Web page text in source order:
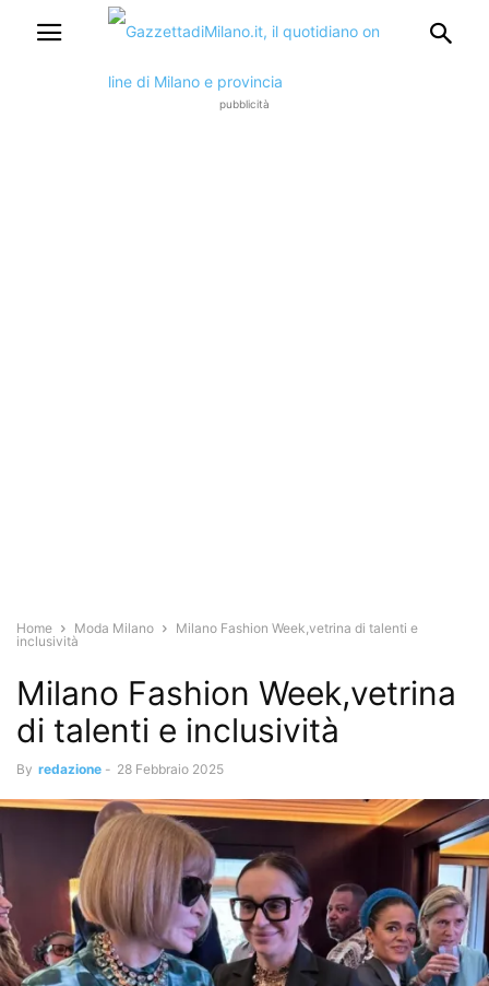
pubblicità
Home Moda Milano
Milano Fashion Week,vetrina di talenti e
inclusività
Milano Fashion Week,vetrina
di talenti e inclusività
By redazione - 28 Febbraio 2025